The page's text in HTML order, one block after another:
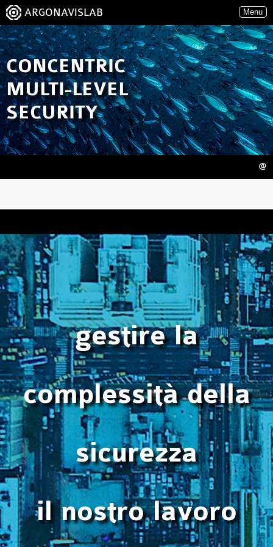
ARGONAVISLAB Menu
CONCENTRIC
MULTI-LEVEL
SECURITY
@
gestire la
complessità della
sicurezza
il nostro lavoro